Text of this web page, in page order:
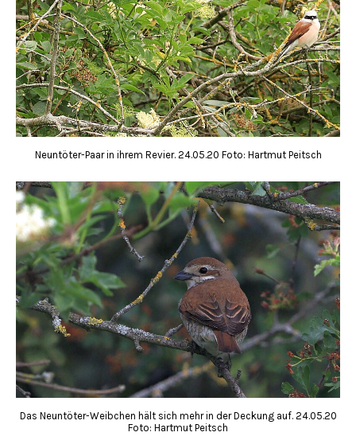
Neuntöter-Paar in ihrem Revier. 24.05.20 Foto: Hartmut Peitsch
Das Neuntöter-Weibchen hält sich mehr in der Deckung auf. 24.05.20
Foto: Hartmut Peitsch